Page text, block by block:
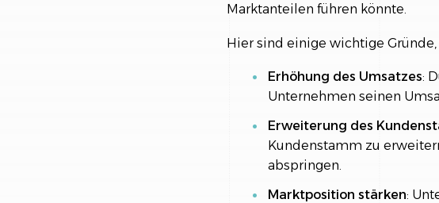
Marktanteilen führen könnte.
Hier sind einige wichtige
Erhöhung des Umsatzes:
Unternehmen seinen
Erweiterung des
Kundenstamm zu
abspringen.
Marktposition stärken: